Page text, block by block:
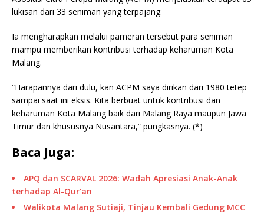
lukisan dari 33 seniman yang terpajang.
Ia mengharapkan melalui pameran tersebut para seniman
mampu memberikan kontribusi terhadap keharuman Kota
Malang.
“Harapannya dari dulu, kan ACPM saya dirikan dari 1980 tetep
sampai saat ini eksis. Kita berbuat untuk kontribusi dan
keharuman Kota Malang baik dari Malang Raya maupun Jawa
Timur dan khususnya Nusantara,” pungkasnya. (*)
Baca Juga:
APQ dan SCARVAL 2026: Wadah Apresiasi Anak-Anak
terhadap Al-Qur’an
Walikota Malang Sutiaji, Tinjau Kembali Gedung MCC